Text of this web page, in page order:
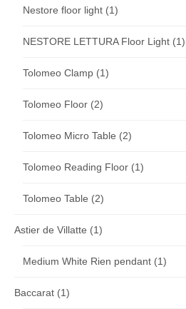
Nestore floor light (1)
NESTORE LETTURA Floor Light (1)
Tolomeo Clamp (1)
Tolomeo Floor (2)
Tolomeo Micro Table (2)
Tolomeo Reading Floor (1)
Tolomeo Table (2)
Astier de Villatte (1)
Medium White Rien pendant (1)
Baccarat (1)